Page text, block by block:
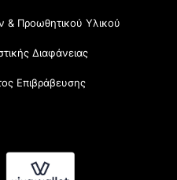
Προωθητικού Υλικού
Διαφάνειας
Επιβράβευσης